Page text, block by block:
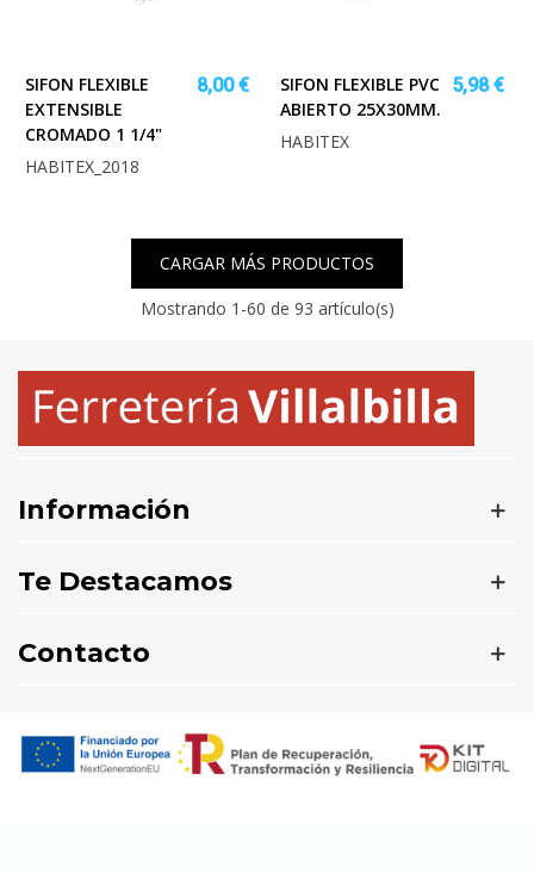
SIFON FLEXIBLE
EXTENSIBLE
CROMADO 1 1/4"
8,00 €
HABITEX_2018
SIFON FLEXIBLE PVC
ABIERTO 25X30MM.
5,98 €
HABITEX
CARGAR MÁS PRODUCTOS
Mostrando 1 -60 de 93 artículo(s)
Información
Te Destacamos
Contacto